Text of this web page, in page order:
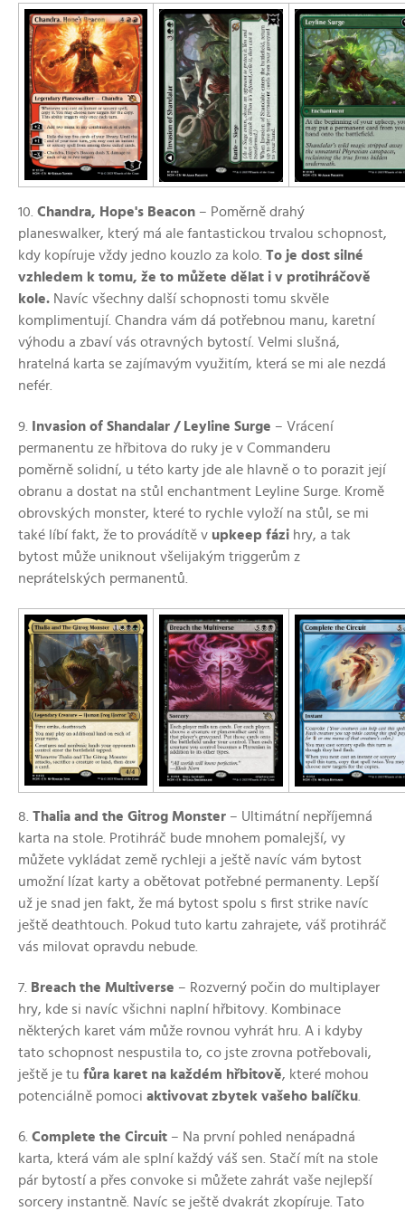
10. Chandra, Hope's Beacon –⁠ Poměrně drahý
planeswalker, který má ale fantastickou trvalou schopnost,
kdy kopíruje vždy jedno kouzlo za kolo. To je dost silné
vzhledem k tomu, že to můžete dělat i v protihráčově
kole. Navíc všechny další schopnosti tomu skvěle
komplimentují. Chandra vám dá potřebnou manu, karetní
výhodu a zbaví vás otravných bytostí. Velmi slušná,
hratelná karta se zajímavým využitím, která se mi ale nezdá
nefér.
9. Invasion of Shandalar / Leyline Surge –⁠ Vrácení
permanentu ze hřbitova do ruky je v Commanderu
poměrně solidní, u této karty jde ale hlavně o to porazit její
obranu a dostat na stůl enchantment Leyline Surge. Kromě
obrovských monster, které to rychle vyloží na stůl, se mi
také líbí fakt, že to provádítě v upkeep fázi hry, a tak
bytost může uniknout všelijakým triggerům z
neprátelských permanentů.
8. Thalia and the Gitrog Monster –⁠ Ultimátní nepříjemná
karta na stole. Protihráč bude mnohem pomalejší, vy
můžete vykládat země rychleji a ještě navíc vám bytost
umožní lízat karty a obětovat potřebné permanenty. Lepší
už je snad jen fakt, že má bytost spolu s first strike navíc
ještě deathtouch. Pokud tuto kartu zahrajete, váš protihráč
vás milovat opravdu nebude.
7. Breach the Multiverse –⁠ Rozverný počin do multiplayer
hry, kde si navíc všichni naplní hřbitovy. Kombinace
některých karet vám může rovnou vyhrát hru. A i kdyby
tato schopnost nespustila to, co jste zrovna potřebovali,
ještě je tu fůra karet na každém hřbitově, které mohou
potenciálně pomoci aktivovat zbytek vašeho balíčku
6. Complete the Circuit –⁠ Na první pohled nenápadná
karta, která vám ale splní každý váš sen. Stačí mít na stole
pár bytostí a přes convoke si můžete zahrát vaše nejlepší
sorcery instantně. Navíc se ještě dvakrát zkopíruje. Tato